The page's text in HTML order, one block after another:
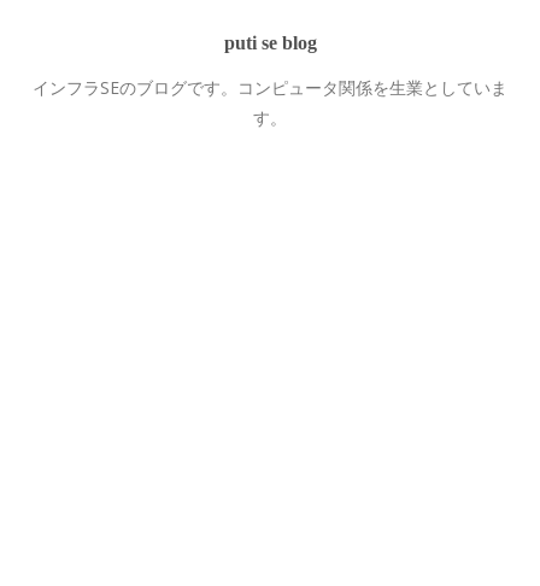
puti se blog
インフラSEのブログです。コンピュータ関係を生業としていま
す。